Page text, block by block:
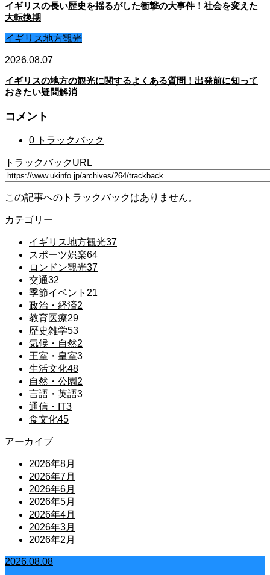
イギリスの長い歴史を揺るがした衝撃の大事件！社会を変えた
大転換期
イギリス地方観光
2026.08.07
イギリスの地方の観光に関するよくある質問！出発前に知って
おきたい疑問解消
コメント
0 トラックバック
トラックバックURL
この記事へのトラックバックはありません。
カテゴリー
イギリス地方観光37
スポーツ娯楽64
ロンドン観光37
交通32
季節イベント 21
政治・経済2
教育医療29
歴史雑学53
気候・自然2
王室・皇室3
生活文化48
自然・公園 2
言語・英語3
通信・IT3
食文化45
アーカイブ
2026年8月
2026年7月
2026年6月
2026年5月
2026年4月
2026年3月
2026年2月
2026.08.08